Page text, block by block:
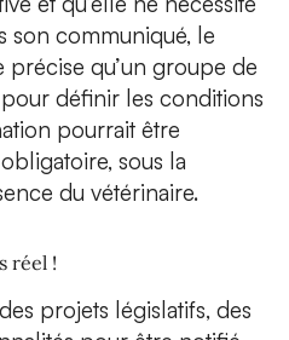
son communiqué, le
précise qu’un groupe de
définir les conditions
pourrait être
sous la
du vétérinaire.
réel !
projets législatifs, des